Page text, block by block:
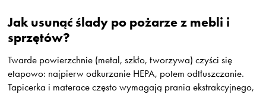
Jak usunąć ślady po pożarze z mebli i
sprzętów?
Twarde powierzchnie (metal, szkło, tworzywa) czyści się
etapowo: najpierw odkurzanie HEPA, potem odtłuszczanie.
Tapicerka i materace często wymagają prania ekstrakcyjnego,